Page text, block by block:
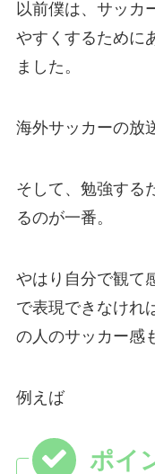
以前僕は、サッカ
やすくするために
ました。
海外サッカーの放
そして、勉強する
るのが一番。
やはり自分で観て
で表現できなけれ
の人のサッカー感
例えば